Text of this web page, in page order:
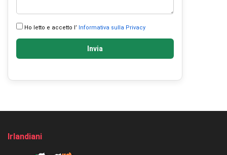
Ho letto e accetto l’ Informativa sulla Privacy
Invia
Irlandiani